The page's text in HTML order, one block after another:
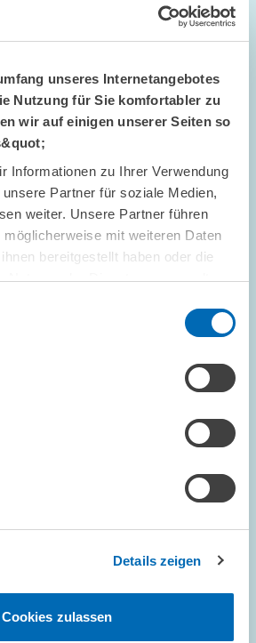
unseres Internetangebotes
Nutzung für Sie komfortabler zu
wir auf einigen unserer Seiten so
Informationen zu Ihrer Verwendung
Partner für soziale Medien,
weiter. Unsere Partner führen
mit weiteren Daten
bereitgestellt haben oder die
Nutzung der Dienste gesammelt
Details zeigen
Cookies zulassen
ist nicht automatisch
Reform darf das Preissignal
// Standpunkt von Sebastian